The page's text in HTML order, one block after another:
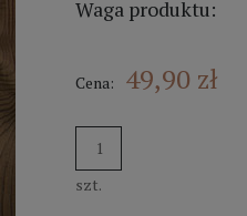
Waga produktu:
Cena: 49,90 zł
szt.